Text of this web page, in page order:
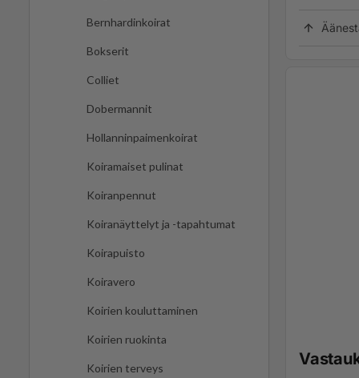
Bernhardinkoirat
Bokserit
Colliet
Dobermannit
Hollanninpaimenkoirat
Koiramaiset pulinat
Koiranpennut
Koiranäyttelyt ja -tapahtumat
Koirapuisto
Koiravero
Koirien kouluttaminen
Koirien ruokinta
Koirien terveys